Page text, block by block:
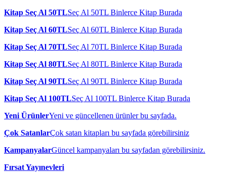
Kitap Seç Al 50TLSeç Al 50TL Binlerce Kitap Burada
Kitap Seç Al 60TLSeç Al 60TL Binlerce Kitap Burada
Kitap Seç Al 70TLSeç Al 70TL Binlerce Kitap Burada
Kitap Seç Al 80TLSeç Al 80TL Binlerce Kitap Burada
Kitap Seç Al 90TLSeç Al 90TL Binlerce Kitap Burada
Kitap Seç Al 100TLSeç Al 100TL Binlerce Kitap Burada
Yeni ÜrünlerYeni ve güncellenen ürünler bu sayfada.
Çok SatanlarÇok satan kitapları bu sayfada görebilirsiniz
KampanyalarGüncel kampanyaları bu sayfadan görebilirsiniz.
Fırsat Yayınevleri